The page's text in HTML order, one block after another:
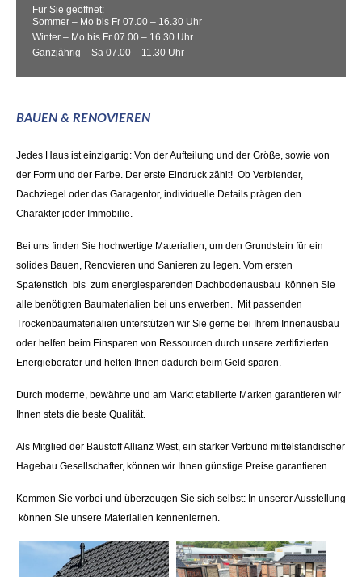
Für Sie geöffnet:
Sommer – Mo bis Fr 07.00 – 16.30 Uhr
Winter – Mo bis Fr 07.00 – 16.30 Uhr
Ganzjährig – Sa 07.00 – 11.30 Uhr
BAUEN & RENOVIEREN
Jedes Haus ist einzigartig: Von der Aufteilung und der Größe, sowie von
der Form und der Farbe. Der erste Eindruck zählt! Ob Verblender,
Dachziegel oder das Garagentor, individuelle Details prägen den
Charakter jeder Immobilie.
Bei uns finden Sie hochwertige Materialien, um den Grundstein für ein
solides Bauen, Renovieren und Sanieren zu legen. Vom ersten
Spatenstich bis zum energiesparenden Dachbodenausbau können Sie
alle benötigten Baumaterialien bei uns erwerben. Mit passenden
Trockenbaumaterialien unterstützen wir Sie gerne bei Ihrem Innenausbau
oder helfen beim Einsparen von Ressourcen durch unsere zertifizierten
Energieberater und helfen Ihnen dadurch beim Geld sparen.
Durch moderne, bewährte und am Markt etablierte Marken garantieren wir
Ihnen stets die beste Qualität.
Als Mitglied der Baustoff Allianz West, ein starker Verbund mittelständischer
Hagebau Gesellschafter, können wir Ihnen günstige Preise garantieren.
Kommen Sie vorbei und überzeugen Sie sich selbst: In unserer Ausstellung
können Sie unsere Materialien kennenlernen.